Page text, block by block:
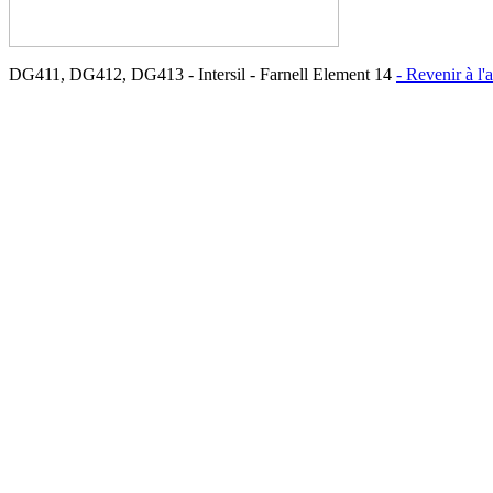
DG411, DG412, DG413 - Intersil - Farnell Element 14 - Revenir à